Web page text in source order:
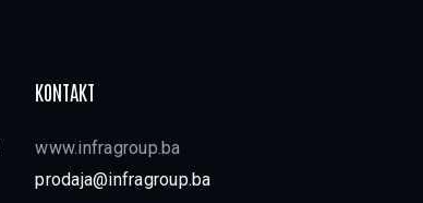
KONTAKT
www.infragroup.ba
prodaja@infragroup.ba